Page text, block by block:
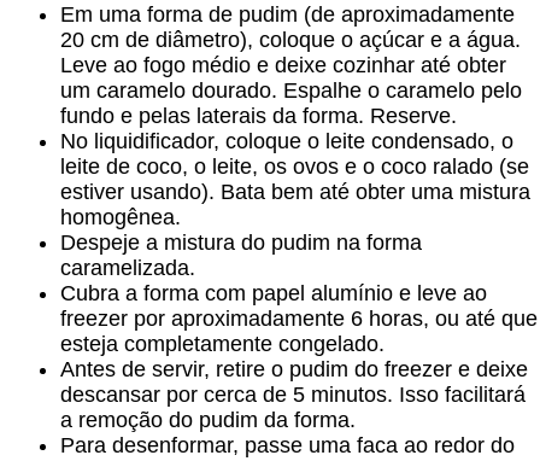
Em uma forma de pudim (de aproximadamente
20 cm de diâmetro), coloque o açúcar e a água.
Leve ao fogo médio e deixe cozinhar até obter
um caramelo dourado. Espalhe o caramelo pelo
fundo e pelas laterais da forma. Reserve.
No liquidificador, coloque o leite condensado, o
leite de coco, o leite, os ovos e o coco ralado (se
estiver usando). Bata bem até obter uma mistura
homogênea.
Despeje a mistura do pudim na forma
caramelizada.
Cubra a forma com papel alumínio e leve ao
freezer por aproximadamente 6 horas, ou até que
esteja completamente congelado.
Antes de servir, retire o pudim do freezer e deixe
descansar por cerca de 5 minutos. Isso facilitará
a remoção do pudim da forma.
Para desenformar, passe uma faca ao redor do